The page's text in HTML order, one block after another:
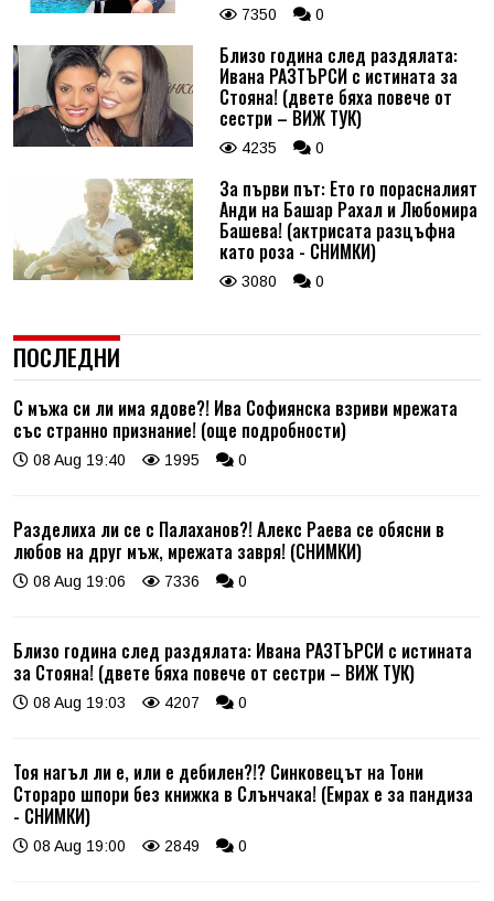
7350 0
Близо година след раздялата:
Ивана РАЗТЪРСИ с истината за
Стояна! (двете бяха повече от
сестри – ВИЖ ТУК)
4235 0
За първи път: Ето го порасналият
Анди на Башар Рахал и Любомира
Башева! (актрисата разцъфна
като роза - СНИМКИ)
3080 0
ПОСЛЕДНИ
С мъжа си ли има ядове?! Ива Софиянска взриви мрежата
със странно признание! (още подробности)
08 Aug 19:40 1995 0
Разделиха ли се с Палаханов?! Алекс Раева се обясни в
любов на друг мъж, мрежата завря! (СНИМКИ)
08 Aug 19:06 7336 0
Близо година след раздялата: Ивана РАЗТЪРСИ с истината
за Стояна! (двете бяха повече от сестри – ВИЖ ТУК)
08 Aug 19:03 4207 0
Тоя нагъл ли е, или е дебилен?!? Синковецът на Тони
Стораро шпори без книжка в Слънчака! (Емрах е за пандиза
- СНИМКИ)
08 Aug 19:00 2849 0